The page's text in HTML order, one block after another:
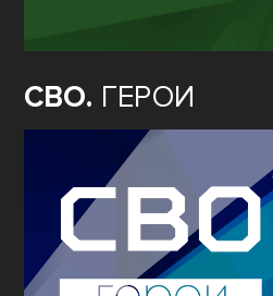
СВО. ГЕРОИ